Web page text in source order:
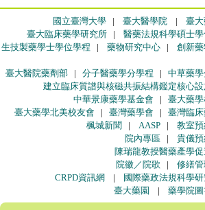
國立臺灣大學 | 臺大醫學院 | 臺
臺大臨床藥學研究所 | 醫藥法規科學碩士
生技製藥學士學位學程 | 藥物研究中心 | 創新
臺大醫院藥劑部 | 分子醫藥學分學程 | 中草藥
建立臨床質譜與核磁共振結構鑑定核心
中華景康藥學基金會 | 臺大藥
臺大藥學北美校友會 | 臺灣藥學會 | 臺灣臨
楓城新聞 | AASP | 教室
院內專區 | 貴儀
陳瑞龍教授醫藥產學
院徽／院歌 | 修繕
CRPD資訊網 |
國際藥政法規科學
臺大藥園
| 藥學院